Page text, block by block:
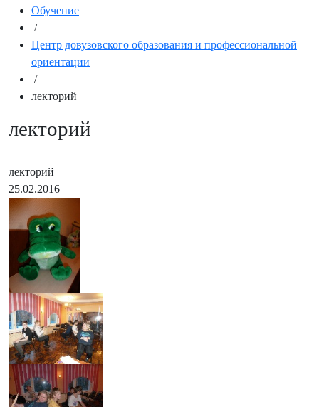
Обучение
/
Центр довузовского образования и профессиональной
ориентации
/
лекторий
лекторий
лекторий
25.02.2016